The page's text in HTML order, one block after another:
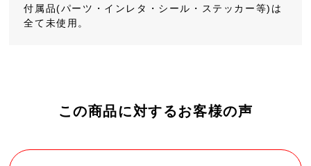
付属品(パーツ・インレタ・シール・ステッカー等)は
全て未使用。
この商品に対するお客様の声